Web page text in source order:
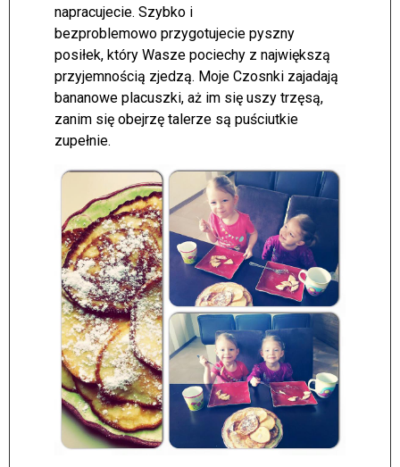
napracujecie. Szybko i
bezproblemowo przygotujecie pyszny
posiłek, który Wasze pociechy z największą
przyjemnością zjedzą. Moje Czosnki zajadają
bananowe placuszki, aż im się uszy trzęsą,
zanim się obejrzę talerze są puściutkie
zupełnie.